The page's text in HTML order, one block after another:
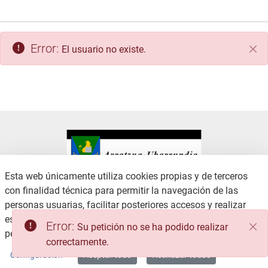
Error: El usuario no existe.
CONTACTO
AVISO LEGAL
POLÍTICA DE COOKIES
ACCESIBILIDAD
Copyright © 2026 / Excmo. arratzua | Todos los derechos reservados.
Esta web únicamente utiliza cookies propias y de terceros
con finalidad técnica para permitir la navegación de las
personas usuarias, facilitar posteriores accesos y realizar
estadísticas de uso, no recabando ni cediendo datos
personales. Consulte la Política de privacidad
Configuración
Error: Su petición no se ha podido realizar
correctamente.